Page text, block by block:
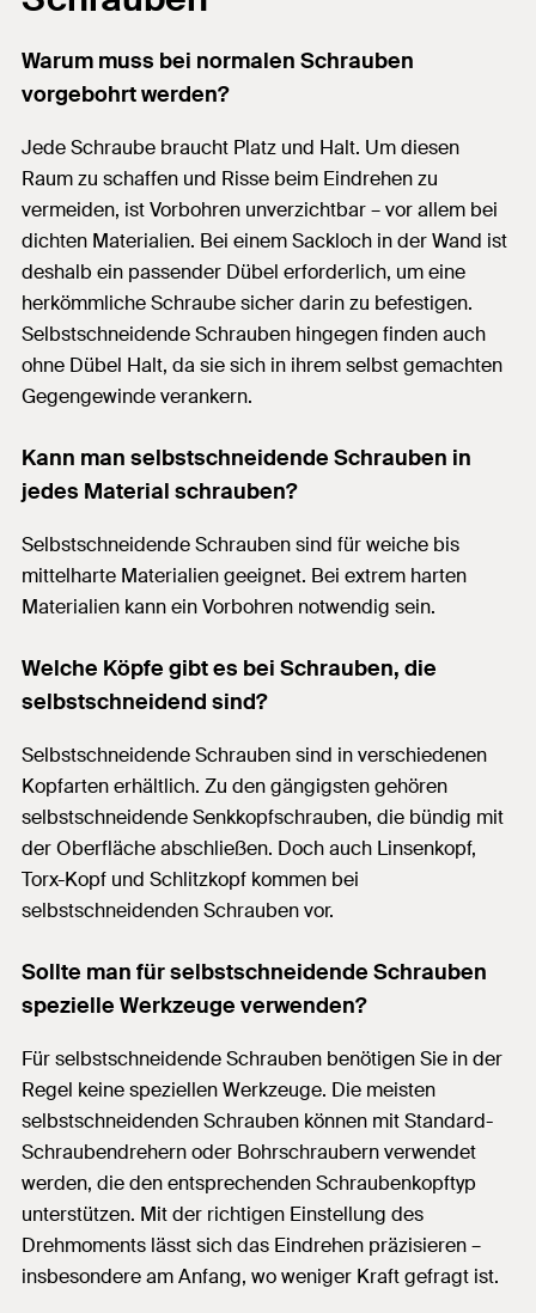
Warum muss bei normalen Schrauben
vorgebohrt werden?
Jede Schraube braucht Platz und Halt. Um diesen
Raum zu schaffen und Risse beim Eindrehen zu
vermeiden, ist Vorbohren unverzichtbar – vor allem bei
dichten Materialien. Bei einem Sackloch in der Wand ist
deshalb ein passender Dübel erforderlich, um eine
herkömmliche Schraube sicher darin zu befestigen.
Selbstschneidende Schrauben hingegen finden auch
ohne Dübel Halt, da sie sich in ihrem selbst gemachten
Gegengewinde verankern.
Kann man selbstschneidende Schrauben in
jedes Material schrauben?
Selbstschneidende Schrauben sind für weiche bis
mittelharte Materialien geeignet. Bei extrem harten
Materialien kann ein Vorbohren notwendig sein.
Welche Köpfe gibt es bei Schrauben, die
selbstschneidend sind?
Selbstschneidende Schrauben sind in verschiedenen
Kopfarten erhältlich. Zu den gängigsten gehören
selbstschneidende Senkkopfschrauben, die bündig mit
der Oberfläche abschließen. Doch auch Linsenkopf,
Torx-Kopf und Schlitzkopf kommen bei
selbstschneidenden Schrauben vor.
Sollte man für selbstschneidende Schrauben
spezielle Werkzeuge verwenden?
Für selbstschneidende Schrauben benötigen Sie in der
Regel keine speziellen Werkzeuge. Die meisten
selbstschneidenden Schrauben können mit Standard-
Schraubendrehern oder Bohrschraubern verwendet
werden, die den entsprechenden Schraubenkopftyp
unterstützen. Mit der richtigen Einstellung des
Drehmoments lässt sich das Eindrehen präzisieren –
insbesondere am Anfang, wo weniger Kraft gefragt ist.